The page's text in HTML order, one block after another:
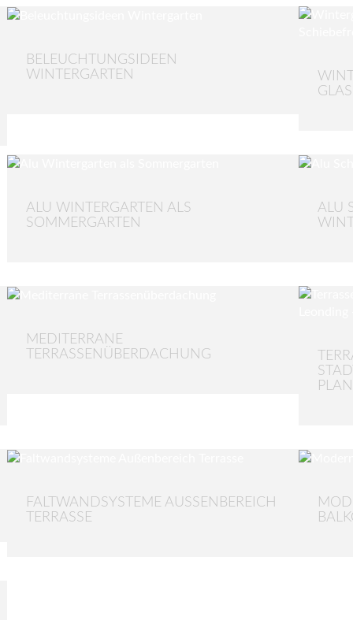
BELEUCHTUNGSIDEEN
WINTERGARTEN
ALU WINTERGARTEN ALS
SOMMERGARTEN
ALU
MEDITERRANE
TERRASSENÜBERDACHUNG
FALTWANDSYSTEME AUSSENBEREICH T
ERRASSE